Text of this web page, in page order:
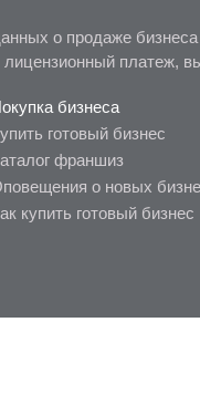
о продаже
платеж,
бизнеса
готовый бизнес
франшиз
о новых
купить готовый бизнес